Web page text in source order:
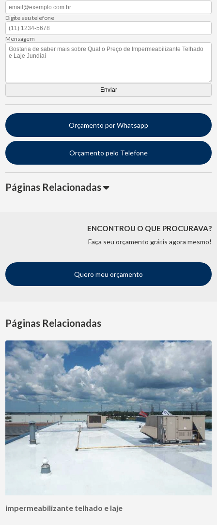
Digite seu telefone
Mensagem
Orçamento por Whatsapp
Orçamento pelo Telefone
Páginas Relacionadas
ENCONTROU O QUE PROCURAVA?
Faça seu orçamento grátis agora mesmo!
Quero meu orçamento
Páginas Relacionadas
impermeabilizante telhado e laje